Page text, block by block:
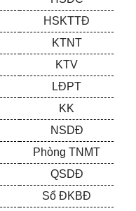
HSKTTĐ
KTNT
KTV
LĐPT
KK
NSDĐ
Phòng TNMT
QSDĐ
Sổ ĐKBĐ